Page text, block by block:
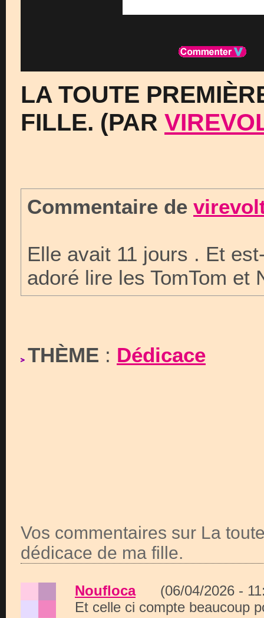
LA TOUTE
FILLE. (PAR
Commentaire de
Elle avait 11 jours . Et
adoré lire les TomTom et
THÈME : Dédicace
Vos commentaires sur La
dédicace de ma fille.
Noufloca(06/04/2026 -
Et celle ci compte beaucoup